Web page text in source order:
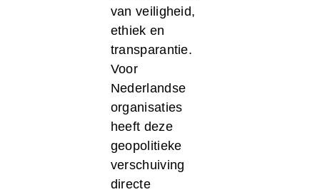
van veiligheid,
ethiek en
transparantie.
Voor
Nederlandse
organisaties
heeft deze
geopolitieke
verschuiving
directe